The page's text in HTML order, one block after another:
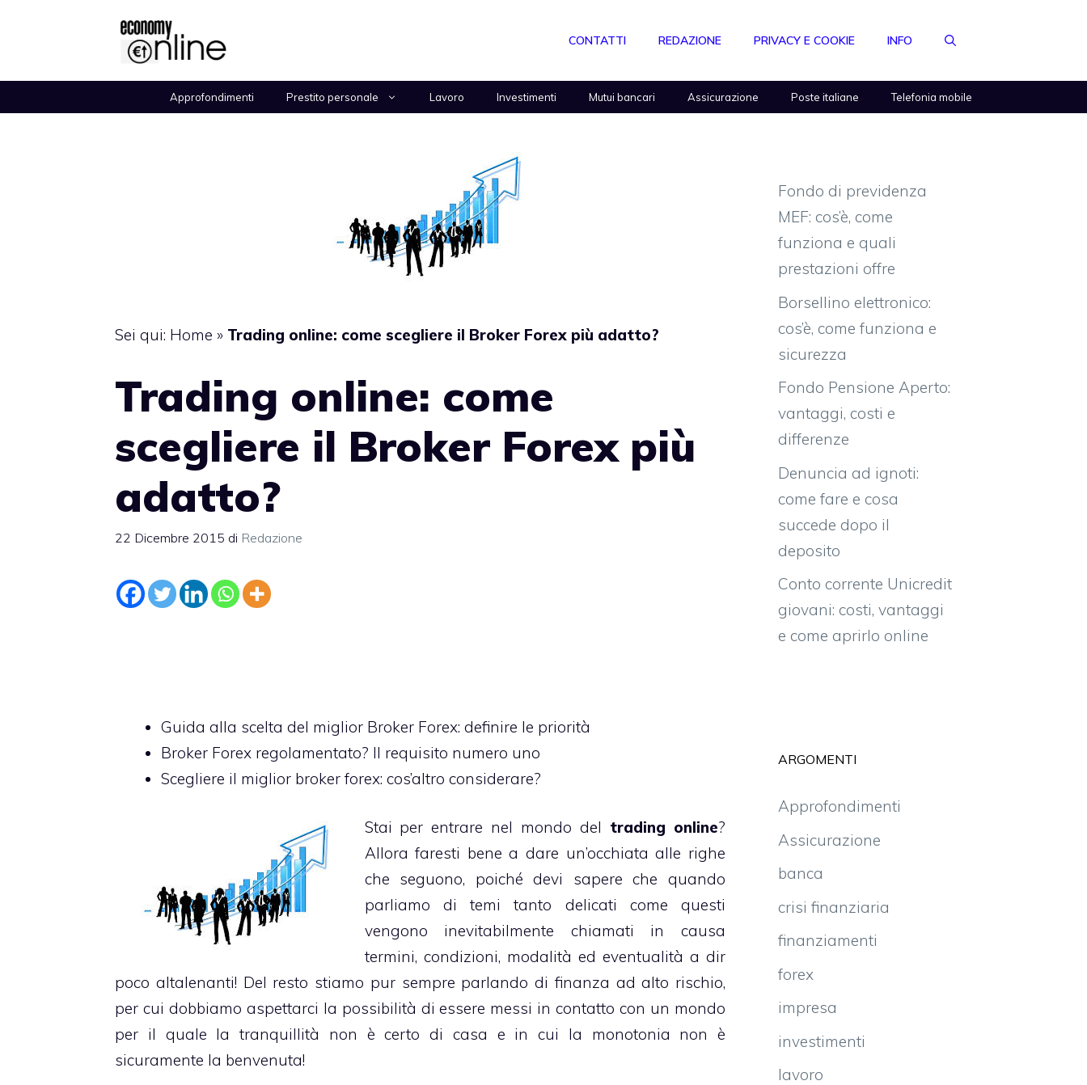
CONTATTI REDAZIONE PRIVACY E COOKIE INFO
Approfondimenti Prestito personale Lavoro Investimenti Mutui bancari Assicurazione Poste italiane Telefonia mobile
Sei qui: Home » Trading online: come scegliere il Broker Forex più adatto?
Trading online: come
scegliere il Broker Forex più
adatto?
22 Dicembre 2015 di Redazione
Guida alla scelta del miglior Broker Forex: definire le priorità
Broker Forex regolamentato? Il requisito numero uno
Scegliere il miglior broker forex: cos’altro considerare?
Stai per entrare nel mondo del trading online?
Allora faresti bene a dare un’occhiata alle righe
che seguono, poiché devi sapere che quando
parliamo di temi tanto delicati come questi
vengono inevitabilmente chiamati in causa
termini, condizioni, modalità ed eventualità a dir
poco altalenanti! Del resto stiamo pur sempre parlando di finanza ad alto rischio,
per cui dobbiamo aspettarci la possibilità di essere messi in contatto con un mondo
per il quale la tranquillità non è certo di casa e in cui la monotonia non è
sicuramente la benvenuta!
Fondo di previdenza
MEF: cos’è, come
funziona e quali
prestazioni offre
Borsellino elettronico:
cos’è, come funziona e
sicurezza
Fondo Pensione Aperto:
vantaggi, costi e
differenze
Denuncia ad ignoti:
come fare e cosa
succede dopo il
deposito
Conto corrente Unicredit
giovani: costi, vantaggi
e come aprirlo online
ARGOMENTI
Approfondimenti
Assicurazione
banca
crisi finanziaria
finanziamenti
forex
impresa
investimenti
lavoro